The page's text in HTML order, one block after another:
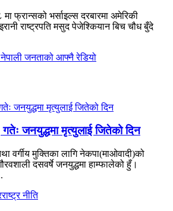
फ्रान्सको भर्साइल्स दरबारमा अमेरिकी
राष्ट्रपति मसुद पेजेश्कियान बिच चौध बुँदे
जनयुद्धमा मृत्युलाई जितेको दिन
वर्गीय मुक्तिका लागि नेकपा(माओवादी)को
दसवर्षे जनयुद्धमा हाम्फालेको हुँ।